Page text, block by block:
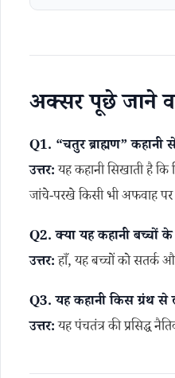
अक्सर पूछे जाने
Q1. “चतुर ब्राह्मण” कहानी
उत्तर:यह कहानी सिखाती है कि
जांचे-परखे किसी भी अफवाह पर
Q2. क्या यह कहानी बच्चों
उत्तर:हाँ, यह बच्चों को सतर्क
Q3. यह कहानी किस ग्रंथ से
उत्तर:यह पंचतंत्र की प्रसिद्ध